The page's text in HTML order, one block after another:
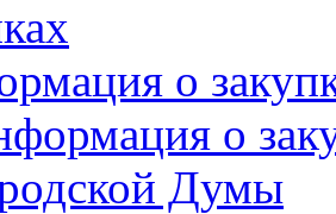
о
о
Думы